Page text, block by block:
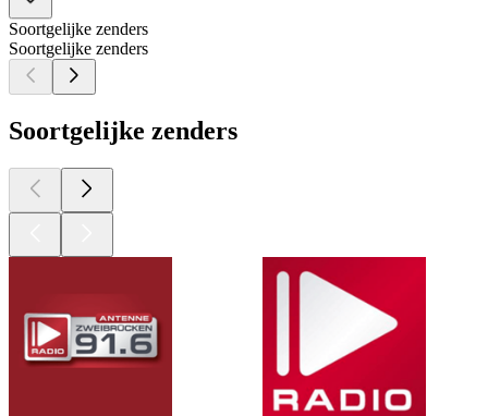
Soortgelijke zenders
Soortgelijke zenders
Soortgelijke zenders